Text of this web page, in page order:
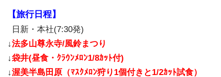
【旅行日程】
日新・本社(7:30発)
↓法多山尊永寺/風鈴まつり
↓袋井(昼食・ｸﾗｳﾝﾒﾛﾝ1/8ｶｯﾄ付)
↓渥美半島田原（ﾏｽｸﾒﾛﾝ狩り1個付きと1/2ｶｯﾄ試食）